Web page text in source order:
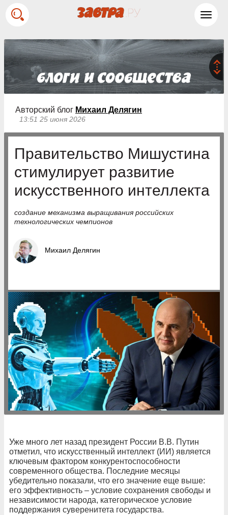
Авторский блог Михаил Делягин
13:51 25 июня 2026
Правительство Мишустина
стимулирует развитие
искусственного интеллекта
создание механизма выращивания российских
технологических чемпионов
Михаил Делягин
Уже много лет назад президент России В.В. Путин
отметил, что искусственный интеллект (ИИ) является
ключевым фактором конкурентоспособности
современного общества. Последние месяцы
убедительно показали, что его значение еще выше:
его эффективность – условие сохранения свободы и
независимости народа, категорическое условие
поддержания суверенитета государства.